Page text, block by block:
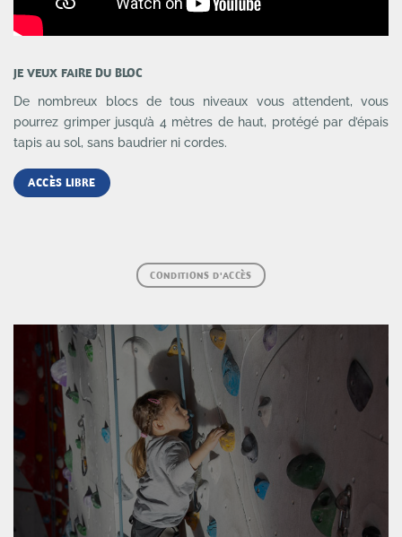
JE VEUX FAIRE DU BLOC
De nombreux blocs de tous niveaux vous attendent, vous
pourrez grimper jusqu’à 4 mètres de haut, protégé par d’épais
tapis au sol, sans baudrier ni cordes.
ACCÈS LIBRE
CONDITIONS D'ACCÈS